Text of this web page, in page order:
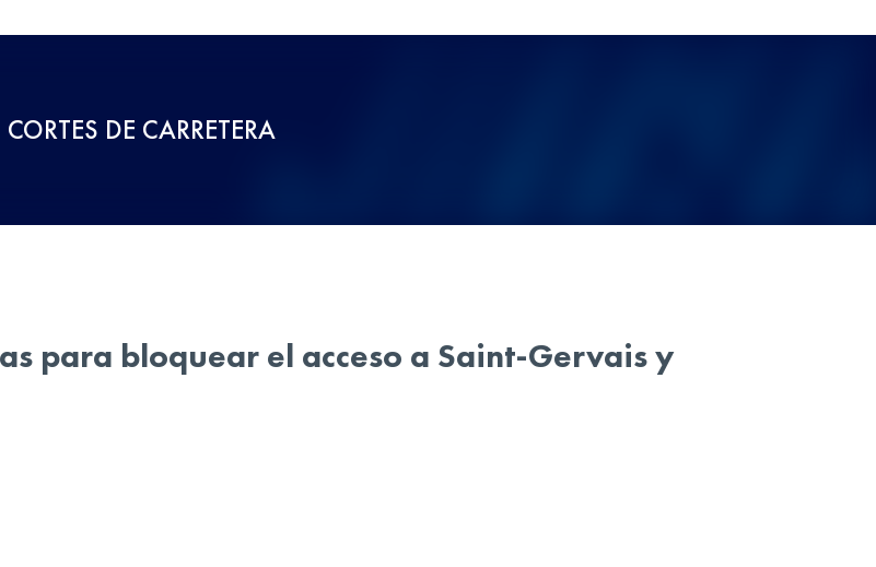
CORTES DE CARRETERA
para bloquear el acceso a Saint-Gervais y